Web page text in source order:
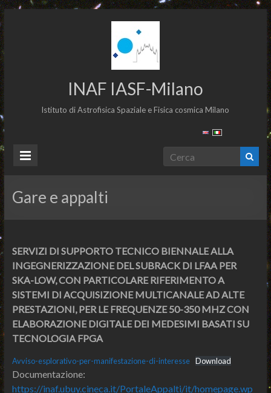
INAF IASF-Milano
Istituto di Astrofisica Spaziale e Fisica cosmica Milano
Gare e appalti
SERVIZI DI SUPPORTO TECNICO BIENNALE ALLA
INGEGNERIZZAZIONE DEL SUBRACK DI LFAA PER
SKA-LOW, CON PARTICOLARE RIFERIMENTO A
SISTEMI DI ACQUISIZIONE MULTICANALE AD ALTE
PRESTAZIONI, PER LE FREQUENZE 50-350 MHZ CON
ELABORAZIONE DIGITALE DEI MEDESIMI BASATI SU
TECNOLOGIA FPGA
Avviso-esplorativo-per-manifestazione-di-interesse Download
Documentazione:
https://inaf.ubuy.cineca.it/PortaleAppalti/it/homepage.wp